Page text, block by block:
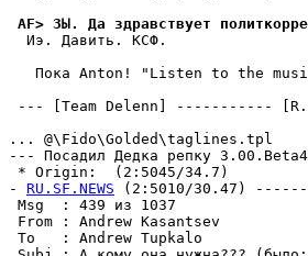
AF> ЗЫ. Да здравствует
  Иэ. Давить. КСФ.
Пока Anton! "Listen to the
--- [Team Delenn] -----------
... @\Fido\Golded\taglines.tpl
--- Посадил Дедка репку
* Origin:  (2:5045/34.7)
- RU.SF.NEWS (2:5010/30.47)
Msg  : 439 из
From : Andrew Kasantsev
To   : Andrew Tupkalo